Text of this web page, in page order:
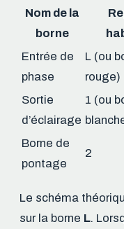
Nom de la
borne
Entrée de
phase
L (ou
rouge)
Sortie
d’éclairage
1 (ou
Borne de
pontage
2
Le schéma
sur la borne L.